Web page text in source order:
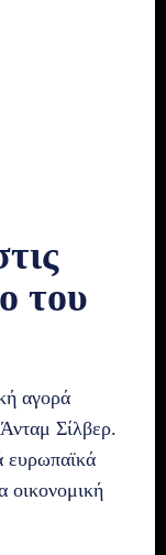
του
αγορά
Σίλβερ.
ευρωπαϊκά
οικονομική